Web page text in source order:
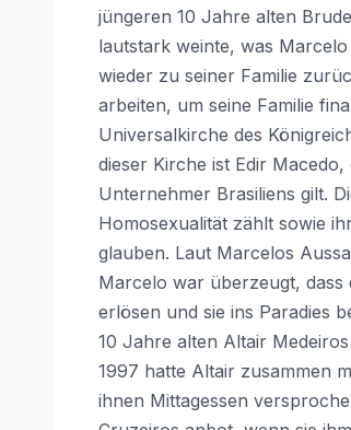
jüngeren 10 Jahre alten
lautstark weinte, was
wieder zu seiner Familie
arbeiten, um seine Familie
Universalkirche des
dieser Kirche ist Edir
Unternehmer Brasiliens gilt.
Homosexualität zählt sowie
glauben. Laut Marcelos
Marcelo war überzeugt,
erlösen und sie ins Paradies
10 Jahre alten Altair
1997 hatte Altair zusammen
ihnen Mittagessen